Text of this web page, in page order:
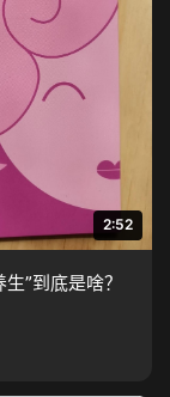
2:52
”到底是啥？